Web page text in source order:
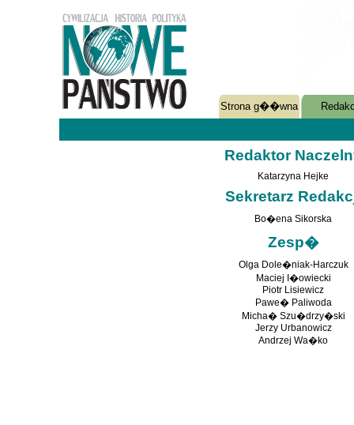
Strona g��wna
Redaktor
Katarzyna Hejke
Sekretarz
Bo�ena Sikorska
Zesp�
Olga Dole�niak-Harczuk
Maciej I�owiecki
Piotr Lisiewicz
Pawe� Paliwoda
Micha� Szu�drzy�ski
Jerzy Urbanowicz
Andrzej Wa�ko